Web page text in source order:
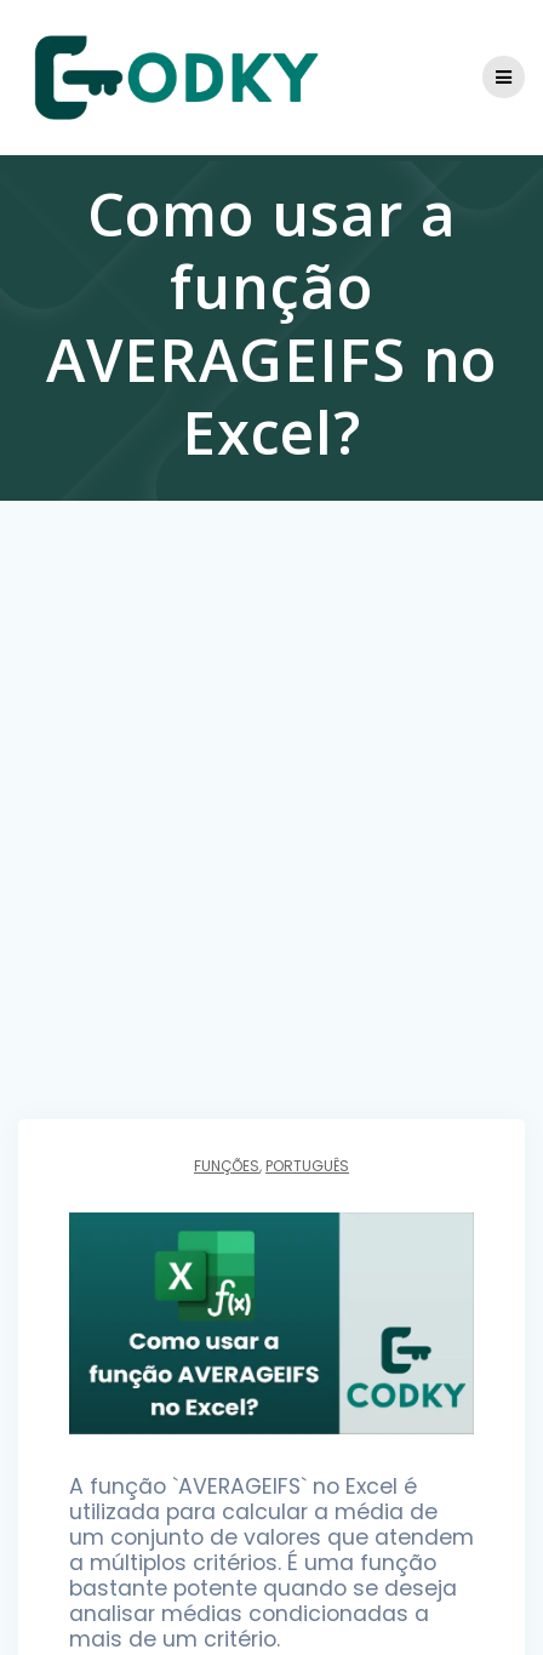
content
Como usar a
função
AVERAGEIFS no
Excel?
FUNÇÕES, PORTUGUÊS
A função `AVERAGEIFS` no Excel é
utilizada para calcular a média de
um conjunto de valores que atendem
a múltiplos critérios. É uma função
bastante potente quando se deseja
analisar médias condicionadas a
mais de um critério.